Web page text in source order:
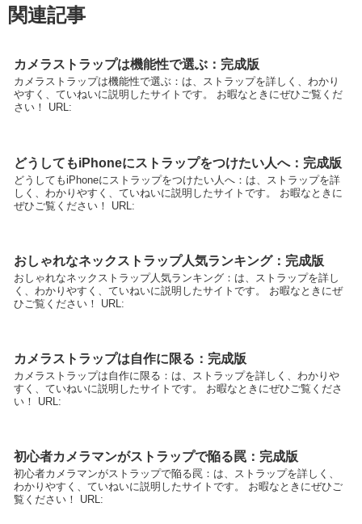
関連記事
カメラストラップは機能性で選ぶ：完成版
カメラストラップは機能性で選ぶ：は、ストラップを詳しく、わかり
やすく、ていねいに説明したサイトです。 お暇なときにぜひご覧くだ
さい！ URL:
どうしてもiPhoneにストラップをつけたい人へ：完成版
どうしてもiPhoneにストラップをつけたい人へ：は、ストラップを詳
しく、わかりやすく、ていねいに説明したサイトです。 お暇なときに
ぜひご覧ください！ URL:
おしゃれなネックストラップ人気ランキング：完成版
おしゃれなネックストラップ人気ランキング：は、ストラップを詳し
く、わかりやすく、ていねいに説明したサイトです。 お暇なときにぜ
ひご覧ください！ URL:
カメラストラップは自作に限る：完成版
カメラストラップは自作に限る：は、ストラップを詳しく、わかりや
すく、ていねいに説明したサイトです。 お暇なときにぜひご覧くださ
い！ URL:
初心者カメラマンがストラップで陥る罠：完成版
初心者カメラマンがストラップで陥る罠：は、ストラップを詳しく、
わかりやすく、ていねいに説明したサイトです。 お暇なときにぜひご
覧ください！ URL: